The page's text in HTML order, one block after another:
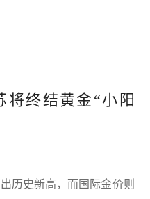
结黄金“小阳
历史新高，而国际金价则